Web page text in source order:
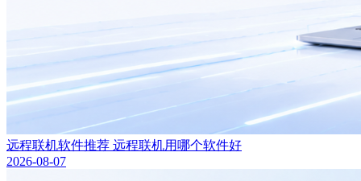
远程联机软件推荐 远程联机用哪个软件好
2026-08-07